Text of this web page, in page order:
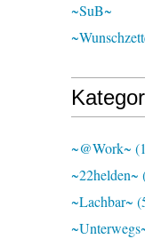
~SuB~
~@work~
~22helden~
~lachbar~